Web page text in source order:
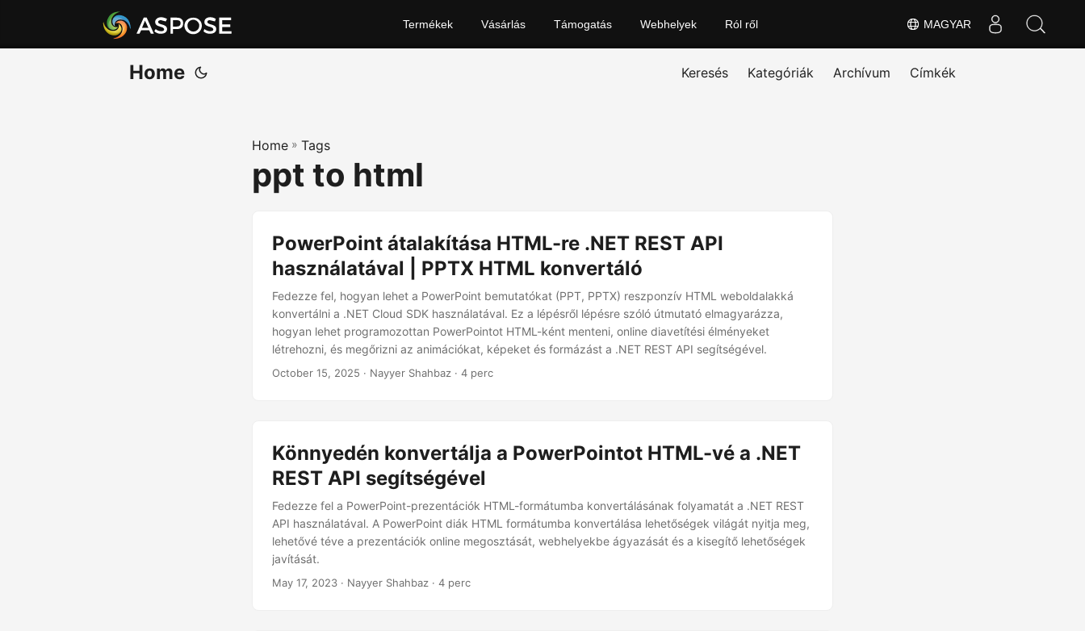
MAGYAR
Termékek Vásárlás Támogatás Webhelyek Ról ről
Home Keresés Kategóriák Archívum Címkék
Home » Tags
ppt to html
PowerPoint átalakítása HTML-re .NET REST API
használatával | PPTX HTML konvertáló
Fedezze fel, hogyan lehet a PowerPoint bemutatókat (PPT, PPTX) reszponzív HTML weboldalakká
konvertálni a .NET Cloud SDK használatával. Ez a lépésről lépésre szóló útmutató elmagyarázza,
hogyan lehet programozottan PowerPointot HTML-ként menteni, online diavetítési élményeket
létrehozni, és megőrizni az animációkat, képeket és formázást a .NET REST API segítségével.
October 15, 2025 · Nayyer Shahbaz · 4 perc
Könnyedén konvertálja a PowerPointot HTML-vé a .NET
REST API segítségével
Fedezze fel a PowerPoint-prezentációk HTML-formátumba konvertálásának folyamatát a .NET REST
API használatával. A PowerPoint diák HTML formátumba konvertálása lehetőségek világát nyitja meg,
lehetővé téve a prezentációk online megosztását, webhelyekbe ágyazását és a kisegítő lehetőségek
javítását.
May 17, 2023 · Nayyer Shahbaz · 4 perc